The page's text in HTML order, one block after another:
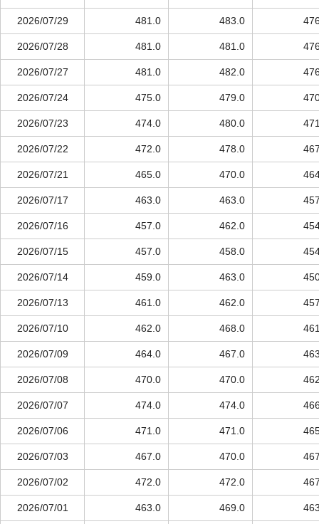
2026/07/29 481.0 483.0
2026/07/28 481.0 481.0
2026/07/27 481.0 482.0
2026/07/24 475.0 479.0
2026/07/23 474.0 480.0
2026/07/22 472.0 478.0
2026/07/21 465.0 470.0
2026/07/17 463.0 463.0
2026/07/16 457.0 462.0
2026/07/15 457.0 458.0
2026/07/14 459.0 463.0
2026/07/13 461.0 462.0
2026/07/10 462.0 468.0
2026/07/09 464.0 467.0
2026/07/08 470.0 470.0
2026/07/07 474.0 474.0
2026/07/06 471.0 471.0
2026/07/03 467.0 470.0
2026/07/02 472.0 472.0
2026/07/01 463.0 469.0